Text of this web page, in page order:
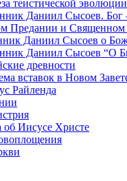
теистической эволюции
Даниил Сысоев. Бог
Предании и Священном
Даниил Сысоев о
Даниил Сысоев “О
древности
вставок в Новом
Райленда
об Иисусе Христе